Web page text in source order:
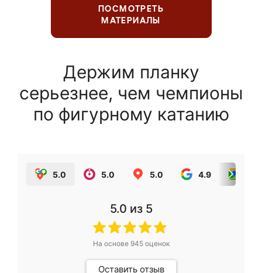
ПОСМОТРЕТЬ
МАТЕРИАЛЫ
Держим планку
серьезнее, чем чемпионы
по фигурному катанию
5.0 5.0 5.0 4.9
5.0 из 5
На основе 945оценок
Оставить отзыв